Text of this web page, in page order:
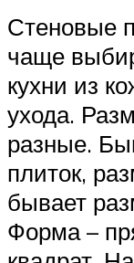
Стеновые
чаще
кухни из
ухода.
разные.
плиток,
бывает
Форма –